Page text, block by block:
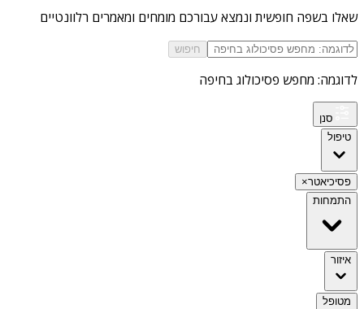
שאלו בשפה חופשית ונמצא עבורכם מומחים ומאמרים רלוונטיים
חיפוש
לדוגמה: מחפש פסיכולוג בחיפה
סנן
טיפול
פסיכיאטר×
התמחות
איזור
מטופל